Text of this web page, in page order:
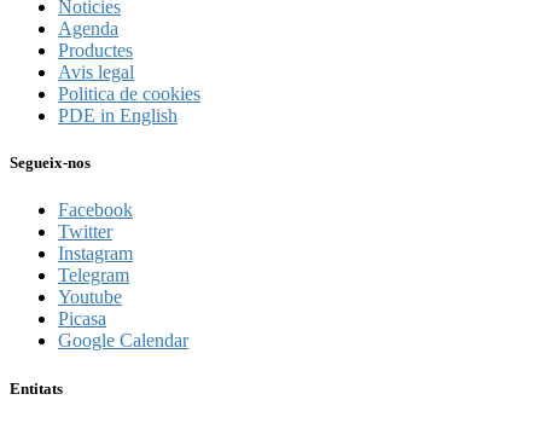
Noticies
Agenda
Productes
Avis legal
Politica de cookies
PDE in English
Segueix-nos
Facebook
Twitter
Instagram
Telegram
Youtube
Picasa
Google Calendar
Entitats